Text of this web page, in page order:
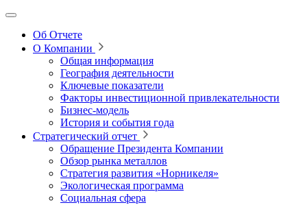
Об Отчете
О Компании
Общая информация
География деятельности
Ключевые показатели
Факторы инвестиционной привлекательности
Бизнес-модель
История и события года
Стратегический отчет
Обращение Президента Компании
Обзор рынка металлов
Стратегия развития «Норникеля»
Экологическая программа
Социальная сфера